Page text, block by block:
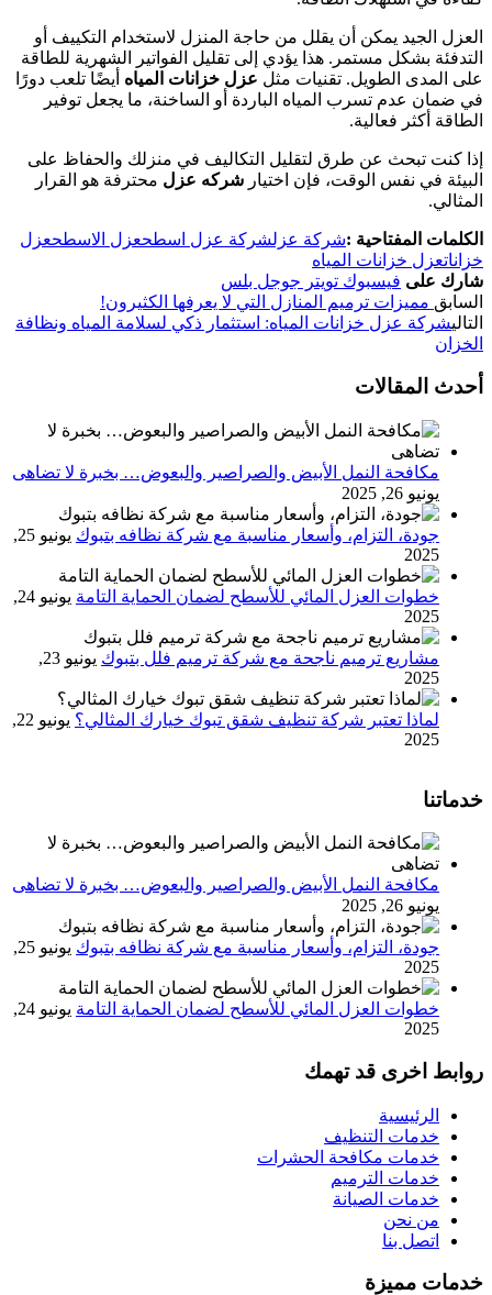
العزل الجيد يمكن أن يقلل من حاجة المنزل لاستخدام التكييف أو
التدفئة بشكل مستمر. هذا يؤدي إلى تقليل الفواتير الشهرية للطاقة
على المدى الطويل. تقنيات مثل عزل خزانات المياه أيضًا تلعب دورًا
في ضمان عدم تسرب المياه الباردة أو الساخنة، ما يجعل توفير
الطاقة أكثر فعالية.
إذا كنت تبحث عن طرق لتقليل التكاليف في منزلك والحفاظ على
البيئة في نفس الوقت، فإن اختيار شركه عزل محترفة هو القرار
المثالي.
الكلمات المفتاحية :شركة عزلشركة عزل اسطحعزل الاسطحعزل
خزاناتعزل خزانات المياه
شارك على فيسبوك تويتر جوجل بلس
السابق مميزات ترميم المنازل التي لا يعرفها الكثيرون!
التاليشركة عزل خزانات المياه: استثمار ذكي لسلامة المياه ونظافة
الخزان
أحدث المقالات
مكافحة النمل الأبيض والصراصير والبعوض… بخبرة لا تضاهى
يونيو 26, 2025
جودة، التزام، وأسعار مناسبة مع شركة نظافه بتبوك
يونيو 25,
2025
خطوات العزل المائي للأسطح لضمان الحماية التامة
يونيو 24,
2025
مشاريع ترميم ناجحة مع شركة ترميم فلل بتبوك
يونيو 23,
2025
لماذا تعتبر شركة تنظيف شقق تبوك خيارك المثالي؟
يونيو 22,
2025
خدماتنا
مكافحة النمل الأبيض والصراصير والبعوض… بخبرة لا تضاهى
يونيو 26, 2025
جودة، التزام، وأسعار مناسبة مع شركة نظافه بتبوك
يونيو 25,
2025
خطوات العزل المائي للأسطح لضمان الحماية التامة
يونيو 24,
2025
روابط اخرى قد تهمك
الرئيسية
خدمات التنظيف
خدمات مكافحة الحشرات
خدمات الترميم
خدمات الصيانة
من نحن
اتصل بنا
خدمات مميزة